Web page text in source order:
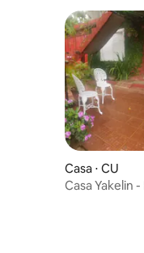
Casa ⋅ CU
Casa Yakelin